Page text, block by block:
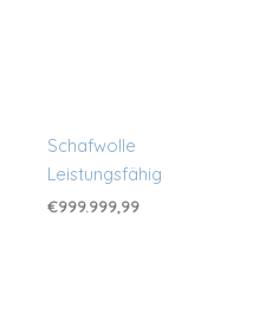
Schafwolle
Leistungsfähig
€999.999,99